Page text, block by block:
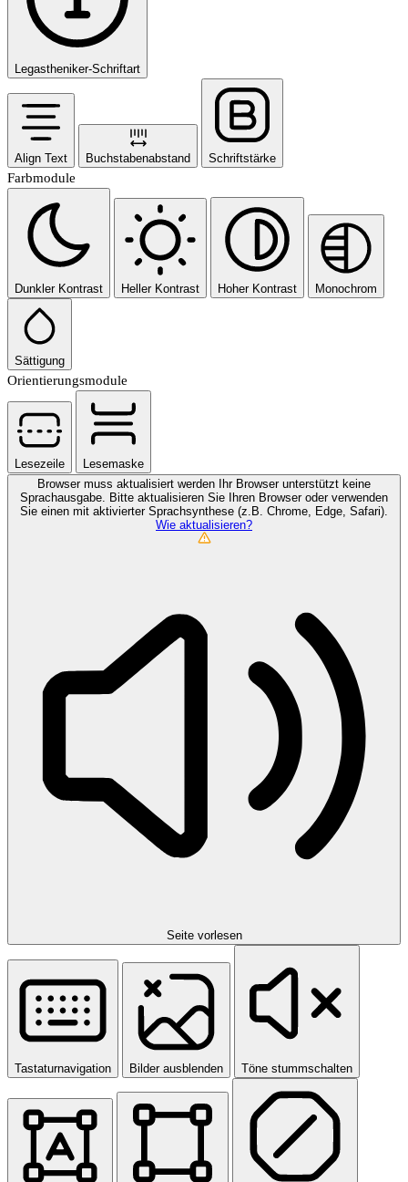
Legastheniker-Schriftart
Align Text Buchstabenabstand Schriftstärke
Farbmodule
Dunkler Kontrast Heller Kontrast Hoher Kontrast Monochrom
Sättigung
Orientierungsmodule
Lesezeile
Lesemaske
Browser muss aktualisiert werden
Ihr Browser unterstützt keine
Sprachausgabe. Bitte aktualisieren Sie Ihren Browser oder verwenden
Sie einen mit aktivierter Sprachsynthese (z.B. Chrome, Edge, Safari).
Wie aktualisieren?
Seite vorlesen
Tastaturnavigation Bilder ausblenden Töne stummschalten